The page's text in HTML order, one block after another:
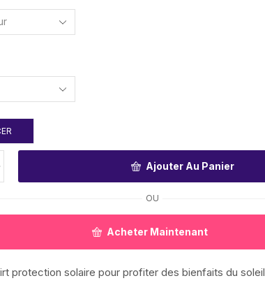
Ajouter Au Panier
OU
Acheter Maintenant
protection solaire pour profiter des bienfaits du soleil